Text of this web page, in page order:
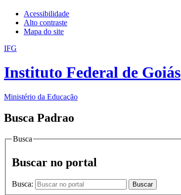
Acessibilidade
Alto contraste
Mapa do site
IFG
Instituto Federal de Goiás
Ministério da Educação
Busca Padrao
Busca
Buscar no portal
Busca: Buscar